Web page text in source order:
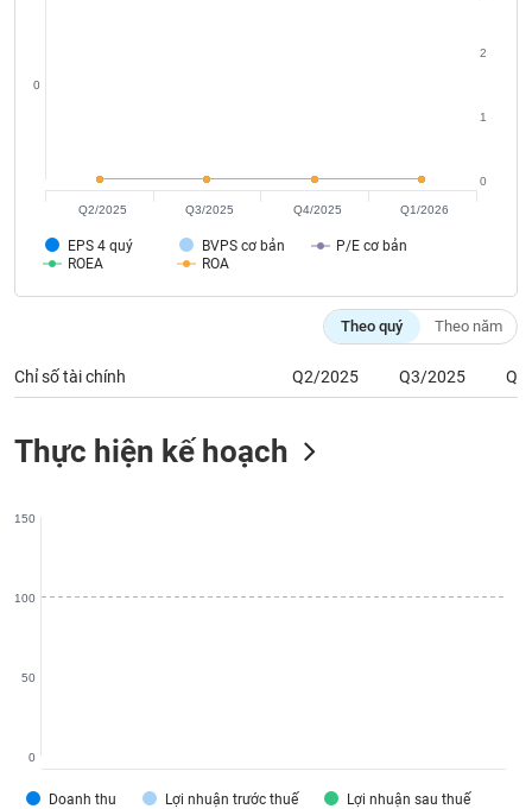
EPS 4 quý BVPS cơ bản
P/E cơ bản
ROEA
ROA
0
0
1
2
Q2/2025 Q3/2025 Q4/2025 Q1/2026
Theo quý Theo năm
Chỉ số tài chính Q2/2025 Q3/2025
Thực hiện kế hoạch
Doanh thu Lợi nhuận trước thuế Lợi nhuận sau thuế
0
50
100
150
(-)
Tin
tác
giả
phân
(-)
Dịch
vụ
(-)